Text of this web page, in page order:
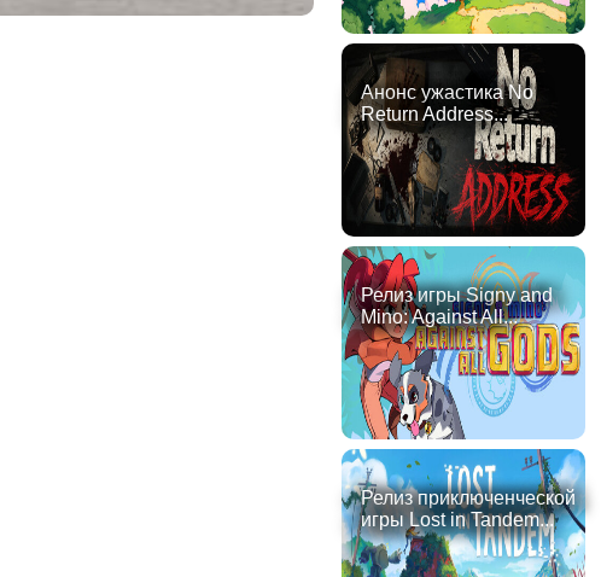
Анонс ужастика No
Return Address...
Релиз игры Signy and
Mino: Against All...
Релиз приключенческой
игры Lost in Tandem...